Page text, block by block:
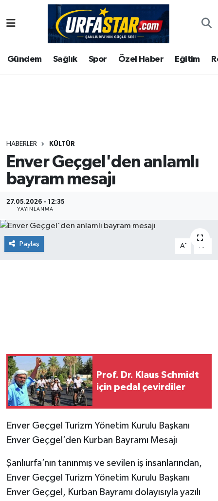
Gündem Sağlık Spor Özel Haber Eğitim
HABERLER KÜLTÜR
Enver Geçgel'den anlamlı
bayram mesajı
27.05.2026 - 12:35
YAYINLANMA
Paylaş A- A
Prof. Dr. Klaus Schmidt
için pedal çevirdiler
Enver Geçgel Turizm Yönetim Kurulu Başkanı
Enver Geçgel’den Kurban Bayramı Mesajı
​Şanlıurfa’nın tanınmış ve sevilen iş insanlarından,
Enver Geçgel Turizm Yönetim Kurulu Başkanı
Enver Geçgel, Kurban Bayramı dolayısıyla yazılı
ASAYİS
ÇEVRE
Gündem
Kültür
Magazin
Şanlıurfa Nöbetçi Eczaneler
Şanlıurfa Hava Durumu
Tüm Manşetler
Son Dakika Haberleri
Haber Arşivi